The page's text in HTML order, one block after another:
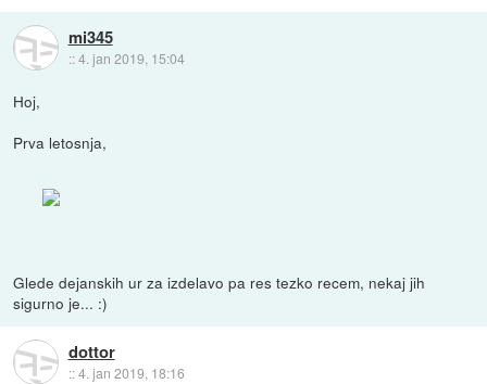
mi345
::4. jan 2019, 15:04
Hoj,
Prva letosnja,
Glede dejanskih ur za izdelavo pa res tezko recem, nekaj jih
sigurno je... :)
dottor
::4. jan 2019, 18:16